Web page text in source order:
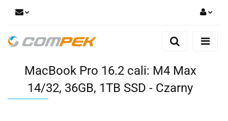
Zaloguj się
Dodaj zgłoszenie
Zgody cookies
MacBook Pro 16.2 cali: M4 Max
14/32, 36GB, 1TB SSD - Czarny